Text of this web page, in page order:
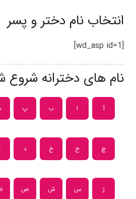
انتخاب نام دختر و پسر
[wd_asp id=1]
نام های دخترانه شروع
آ ا ب پ
چ ح خ د
ژ س ش ص